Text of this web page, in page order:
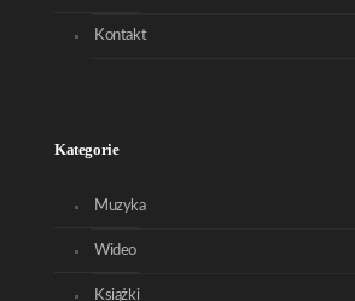
Kontakt
Kategorie
Muzyka
Wideo
Książki